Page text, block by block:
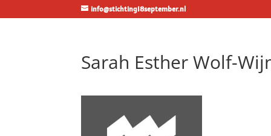
info@stichting18september.nl
Sarah Esther Wolf-